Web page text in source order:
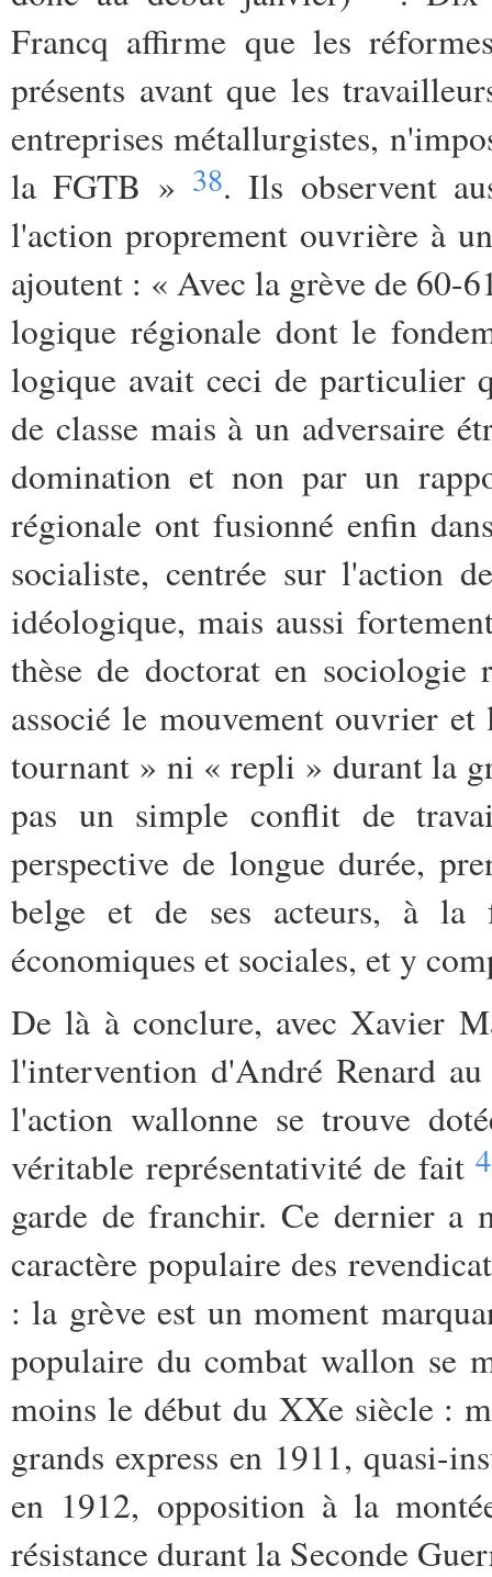
Francq affirme que les
présents avant que les
entreprises métallurgistes,
la FGTB » 38. Ils observent
l'action proprement ouvrière à
ajoutent : « Avec la grève de 60-
logique régionale dont le
logique avait ceci de particulier
de classe mais à un adversaire
domination et non par un
régionale ont fusionné enfin
socialiste, centrée sur l'action
idéologique, mais aussi
thèse de doctorat en sociologie
associé le mouvement ouvrier
tournant » ni « repli » durant la
pas un simple conflit de
perspective de longue durée,
belge et de ses acteurs, à la
économiques et sociales, et y
De là à conclure, avec Xavier
l'intervention d'André Renard
l'action wallonne se trouve
véritable représentativité de fait
garde de franchir. Ce dernier a
caractère populaire des
: la grève est un moment
populaire du combat wallon se
moins le début du XXe siècle :
grands express en 1911, quasi-
en 1912, opposition à la
résistance durant la Seconde